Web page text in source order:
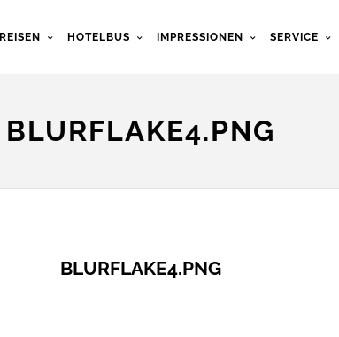
REISEN HOTELBUS IMPRESSIONEN SERVICE
BLURFLAKE4.PNG
BLURFLAKE4.PNG